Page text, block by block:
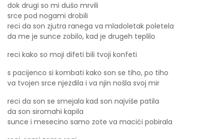
dok drugi so mi dušo mrvili
srce pod nogami drobili
reci da son zjutra ranega va mladoletak poletela
da me je sunce zobilo, kad je drugeh teplilo
reci kako so moji difeti bili tvoji konfeti
s pacijenco si kombati kako son se tiho, po tiho
va tvojen srce njezdila i va njin nošla svoj mir
reci da son se smejala kad son najviše patila
da son siromahi kapila
sunce i mesecino samo zote va macići pobirala